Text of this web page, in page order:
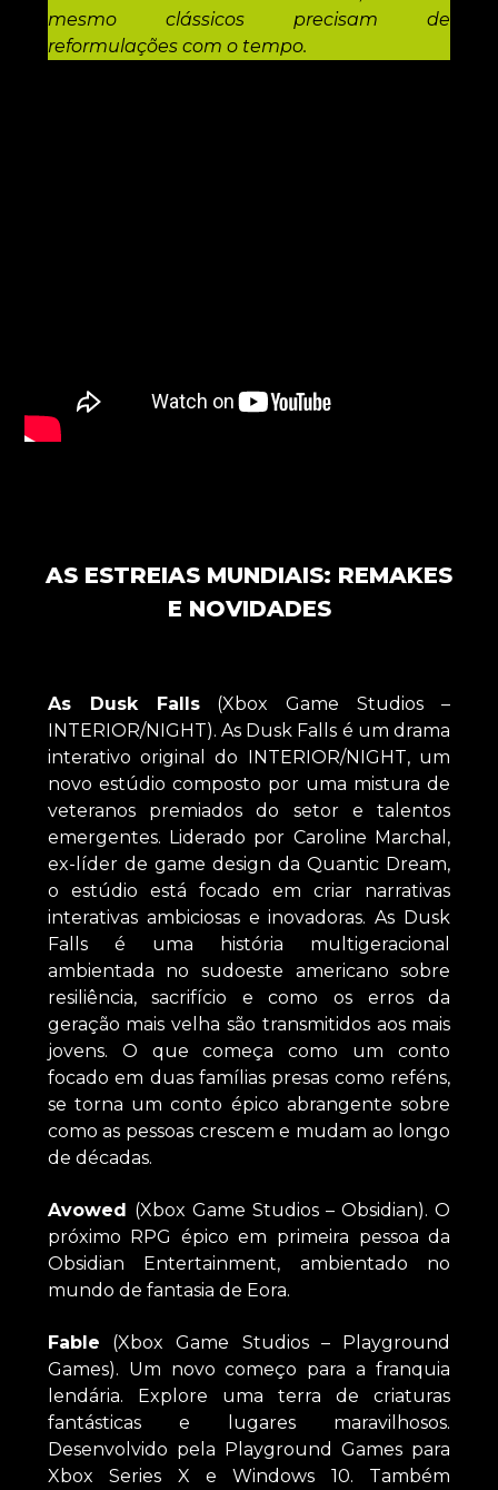
mesmo clássicos precisam de
reformulações com o tempo.
AS ESTREIAS MUNDIAIS: REMAKES
E NOVIDADES
As Dusk Falls(Xbox Game Studios –
INTERIOR/NIGHT). As Dusk Falls é um drama
interativo original do INTERIOR/NIGHT, um
novo estúdio composto por uma mistura de
veteranos premiados do setor e talentos
emergentes. Liderado por Caroline Marchal,
ex-líder de game design da Quantic Dream,
o estúdio está focado em criar narrativas
interativas ambiciosas e inovadoras. As Dusk
Falls é uma história multigeracional
ambientada no sudoeste americano sobre
resiliência, sacrifício e como os erros da
geração mais velha são transmitidos aos mais
jovens. O que começa como um conto
focado em duas famílias presas como reféns,
se torna um conto épico abrangente sobre
como as pessoas crescem e mudam ao longo
de décadas.
Avowed (Xbox Game Studios – Obsidian). O
próximo RPG épico em primeira pessoa da
Obsidian Entertainment, ambientado no
mundo de fantasia de Eora.
Fable (Xbox Game Studios – Playground
Games). Um novo começo para a franquia
lendária. Explore uma terra de criaturas
fantásticas e lugares maravilhosos.
Desenvolvido pela Playground Games para
Xbox Series X e Windows 10. Também